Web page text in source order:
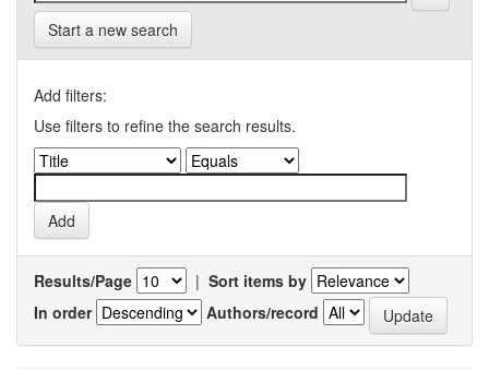
Start a new search
Add filters:
Use filters to refine the search results.
Results/Page | Sort items by
In order
Authors/record